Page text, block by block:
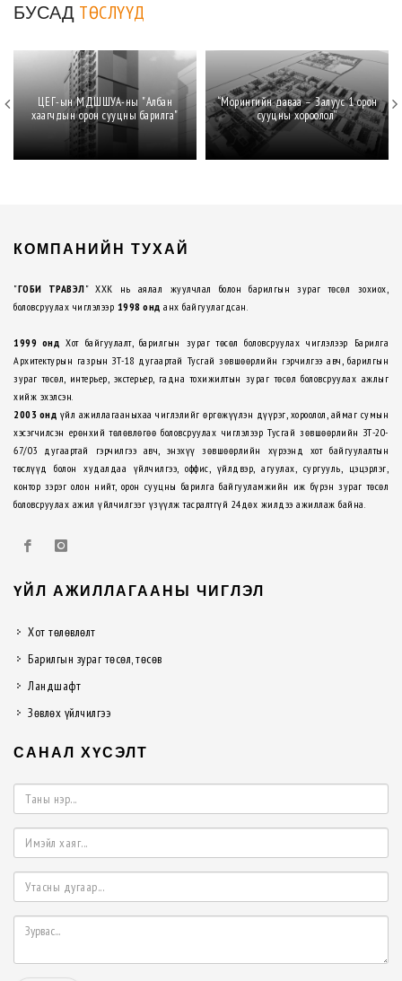
БУСАД ТӨСЛҮҮД
ЦЕГ-ын МДШШУА-ны "Албан
хаагчдын орон сууцны барилга"
“Морингийн даваа – Залуус 1 орон
сууцны хороолол”
КОМПАНИЙН ТУХАЙ
"ГОБИ ТРАВЭЛ" ХХК нь аялал жуулчлал болон барилгын зураг төсөл зохиох,
боловсруулах чиглэлээр 1998 онд анх байгуулагдсан.
1999 онд Хот байгуулалт, барилгын зураг төсөл боловсруулах чиглэлээр Барилга
Архитектурын газрын ЗТ-18 дугаартай Тусгай зөвшөөрлийн гэрчилгээ авч, барилгын
зураг төсөл, интерьер, экстерьер, гадна тохижилтын зураг төсөл боловсруулах ажлыг
хийж эхэлсэн.
2003 онд үйл ажиллагааныхаа чиглэлийг өргөжүүлэн дүүрэг, хороолол, аймаг сумын
хэсэгчилсэн ерөнхий төлөвлөгөө боловсруулах чиглэлээр Тусгай зөвшөөрлийн ЗТ-20-
67/03 дугаартай гэрчилгээ авч, энэхүү зөвшөөрлийн хүрээнд хот байгуулалтын
төслүүд болон худалдаа үйлчилгээ, оффис, үйлдвэр, агуулах, сургууль, цэцэрлэг,
контор зэрэг олон нийт, орон сууцны барилга байгууламжийн иж бүрэн зураг төсөл
боловсруулах ажил үйлчилгээг үзүүлж тасралтгүй 24дөх жилдээ ажиллаж байна.
ҮЙЛ АЖИЛЛАГААНЫ ЧИГЛЭЛ
Хот төлөвлөлт
Барилгын зураг төсөл, төсөв
Ландшафт
Зөвлөх үйлчилгээ
САНАЛ ХҮСЭЛТ